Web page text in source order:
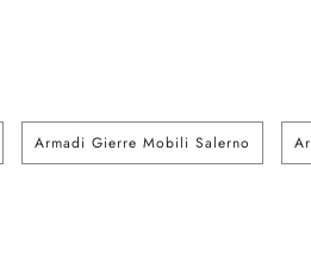
Armadi Gierre Mobili Salerno